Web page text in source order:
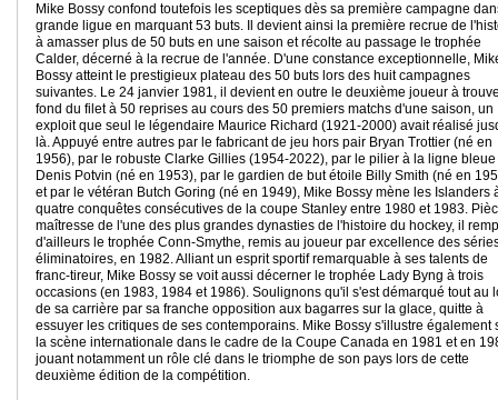
Mike Bossy confond toutefois les sceptiques dès sa première campagne
grande ligue en marquant 53 buts. Il devient ainsi la première recrue de
à amasser plus de 50 buts en une saison et récolte au passage le trophée
Calder, décerné à la recrue de l'année. D'une constance exceptionnelle,
Bossy atteint le prestigieux plateau des 50 buts lors des huit campagnes
suivantes. Le 24 janvier 1981, il devient en outre le deuxième joueur à
fond du filet à 50 reprises au cours des 50 premiers matchs d'une saison, un
exploit que seul le légendaire Maurice Richard (1921-2000) avait réalisé
là. Appuyé entre autres par le fabricant de jeu hors pair Bryan Trottier (né en
1956), par le robuste Clarke Gillies (1954-2022), par le pilier à la ligne bleue
Denis Potvin (né en 1953), par le gardien de but étoile Billy Smith (né en
et par le vétéran Butch Goring (né en 1949), Mike Bossy mène les Islanders
quatre conquêtes consécutives de la coupe Stanley entre 1980 et 1983.
maîtresse de l'une des plus grandes dynasties de l'histoire du hockey, il
d'ailleurs le trophée Conn-Smythe, remis au joueur par excellence des
éliminatoires, en 1982. Alliant un esprit sportif remarquable à ses talents de
franc-tireur, Mike Bossy se voit aussi décerner le trophée Lady Byng à trois
occasions (en 1983, 1984 et 1986). Soulignons qu'il s'est démarqué tout au
de sa carrière par sa franche opposition aux bagarres sur la glace, quitte à
essuyer les critiques de ses contemporains. Mike Bossy s'illustre également
la scène internationale dans le cadre de la Coupe Canada en 1981 et en
jouant notamment un rôle clé dans le triomphe de son pays lors de cette
deuxième édition de la compétition.